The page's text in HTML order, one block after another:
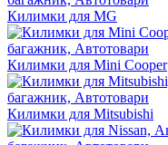
Килимки для MG
Килимки для Mini Cooper
Килимки для Mitsubishi